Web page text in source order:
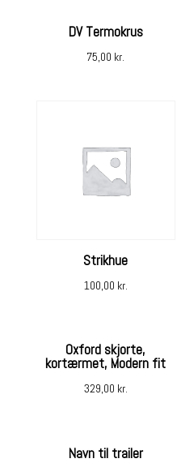
DV Termokrus
75,00 kr.
Strikhue
100,00 kr.
Oxford skjorte,
kortærmet, Modern fit
329,00 kr.
Navn til trailer